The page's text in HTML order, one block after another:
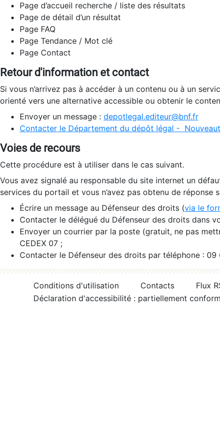
Page d’accueil recherche / liste des résultats
Page de détail d’un résultat
Page FAQ
Page Tendance / Mot clé
Page Contact
Retour d'information et contact
Si vous n’arrivez pas à accéder à un contenu ou à un
orienté vers une alternative accessible ou obtenir le
Envoyer un message : depotlegal.editeur@bnf.fr
Contacter le Département du dépôt légal -
Voies de recours
Cette procédure est à utiliser dans le cas suivant.
Vous avez signalé au responsable du site internet un
services du portail et vous n’avez pas obtenu de réponse
Écrire un message au Défenseur des droits (via le
Contacter le délégué du Défenseur des droits dans
Envoyer un courrier par la poste (gratuit, ne pas
CEDEX 07 ;
Contacter le Défenseur des droits par téléphone :
Conditions d'utilisation Contacts
Flux
Déclaration d'accessibilité : partiellement